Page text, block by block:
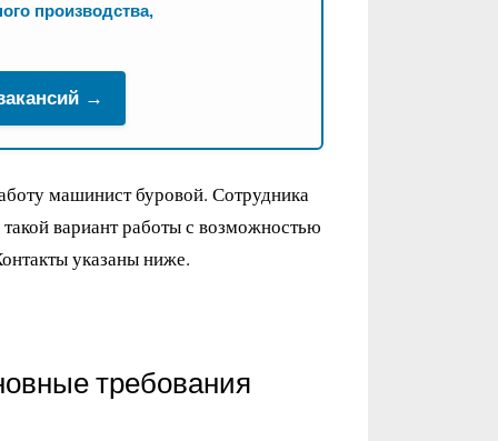
производства,
→
машинист буровой. Сотрудника
вариант работы с возможностью
указаны ниже.
требования